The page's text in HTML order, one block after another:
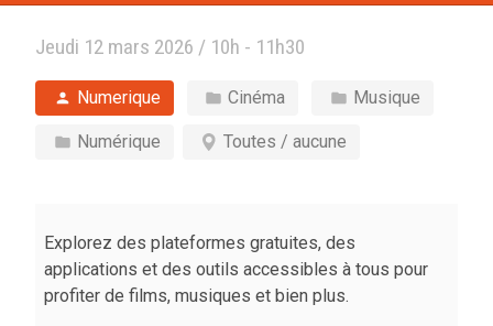
Jeudi 12 mars 2026 / 10h - 11h30
Numerique Cinéma Musique
Numérique Toutes / aucune
Explorez des plateformes gratuites, des
applications et des outils accessibles à tous pour
profiter de films, musiques et bien plus.